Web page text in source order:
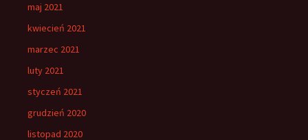
maj 2021
kwiecień 2021
marzec 2021
luty 2021
styczeń 2021
grudzień 2020
listopad 2020